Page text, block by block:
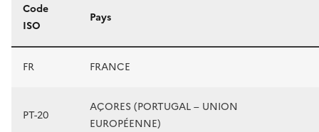
Liste des pays
Code
ISO
Pays
FR FRANCE
PT-20
AÇORES (PORTUGAL – UNION
EUROPÉENNE)